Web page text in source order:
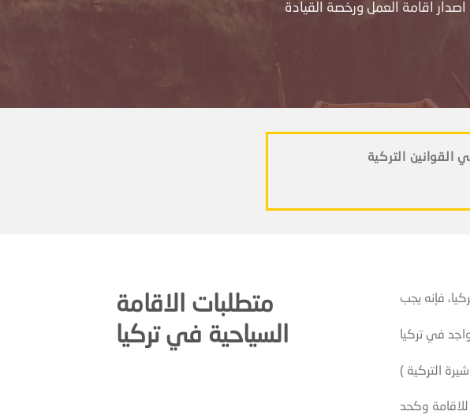
التركية
متطلبات الاقامة
السياحية في تركيا
فإنه يجب
في تركيا
التركية )
وكحد